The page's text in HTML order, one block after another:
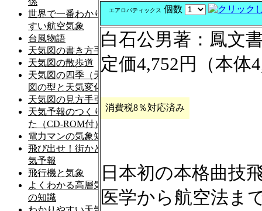
エアロバティックス 個数
白石公男著：鳳文
定価4,752円（本体
消費税8％対応済み
日本初の本格曲技
医学から航空法ま